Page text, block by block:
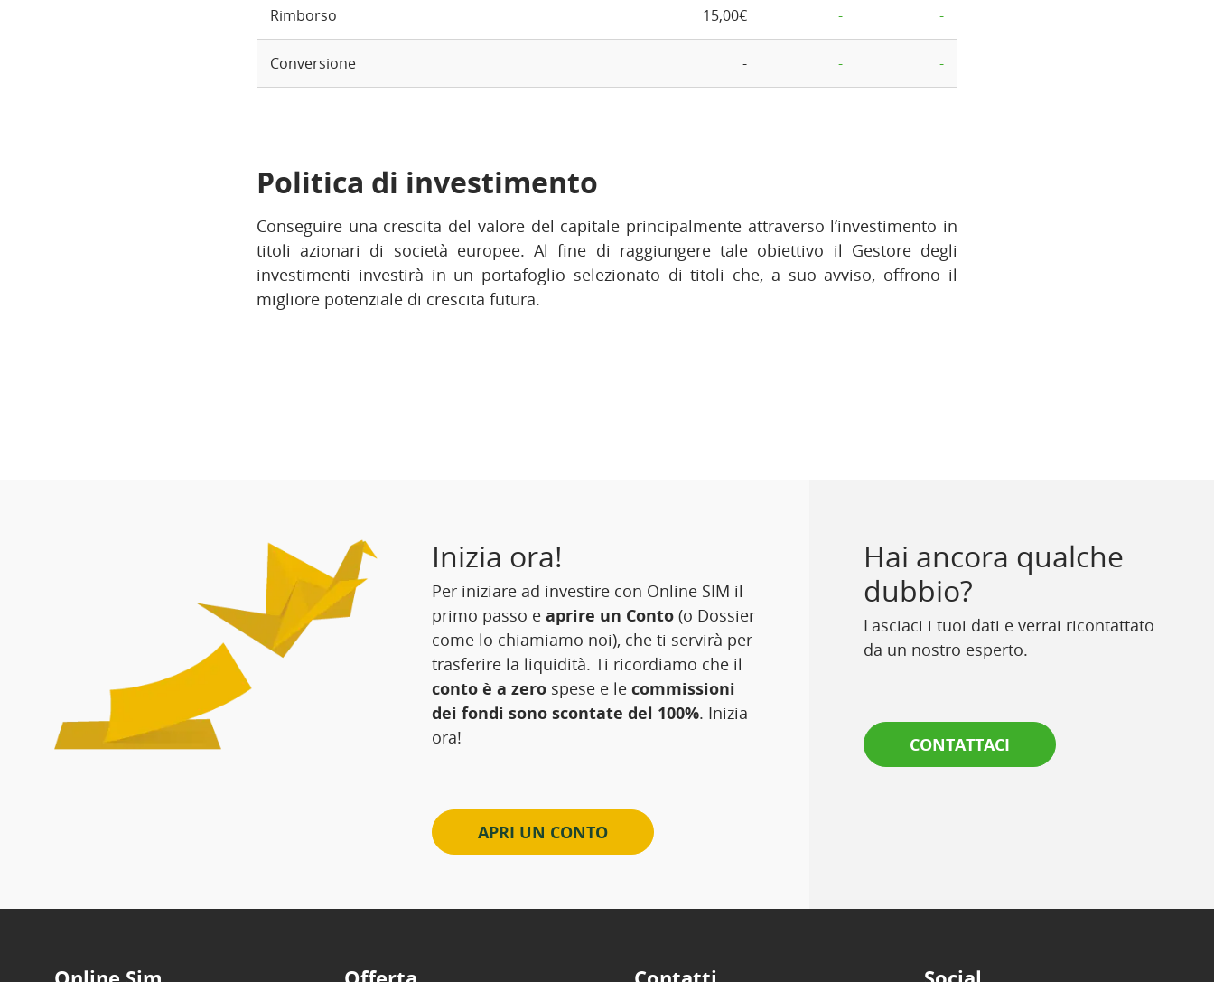
Rimborso 15,00€ - -
Conversione - - -
Politica di investimento
Conseguire una crescita del valore del capitale principalmente attraverso l’investimento in
titoli azionari di società europee. Al fine di raggiungere tale obiettivo il Gestore degli
investimenti investirà in un portafoglio selezionato di titoli che, a suo avviso, offrono il
migliore potenziale di crescita futura.
Inizia ora!
Per iniziare ad investire con Online SIM il
primo passo e aprire un Conto (o Dossier
come lo chiamiamo noi), che ti servirà per
trasferire la liquidità. Ti ricordiamo che il
conto è a zero spese e le commissioni
dei fondi sono scontate del 100%. Inizia
ora!
APRI UN CONTO
Hai ancora qualche
dubbio?
Lasciaci i tuoi dati e verrai ricontattato
da un nostro esperto.
CONTATTACI